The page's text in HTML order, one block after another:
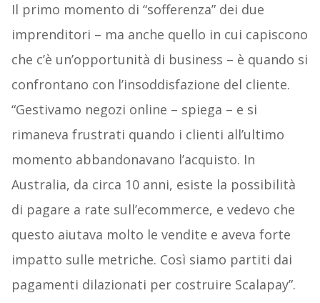
Il primo momento di “sofferenza” dei due
imprenditori – ma anche quello in cui capiscono
che c’è un’opportunità di business – è quando si
confrontano con l’insoddisfazione del cliente.
“Gestivamo negozi online – spiega – e si
rimaneva frustrati quando i clienti all’ultimo
momento abbandonavano l’acquisto. In
Australia, da circa 10 anni, esiste la possibilità
di pagare a rate sull’ecommerce, e vedevo che
questo aiutava molto le vendite e aveva forte
impatto sulle metriche. Così siamo partiti dai
pagamenti dilazionati per costruire Scalapay”.